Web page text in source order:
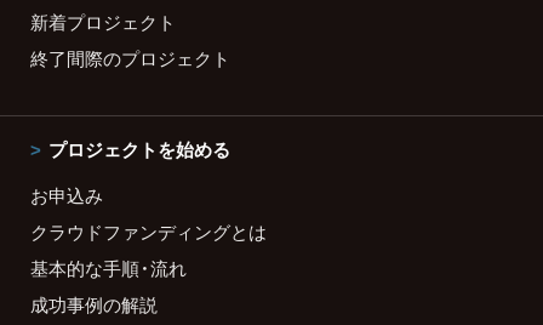
新着プロジェクト
終了間際のプロジェクト
プロジェクトを始める
お申込み
クラウドファンディングとは
基本的な手順・流れ
成功事例の解説